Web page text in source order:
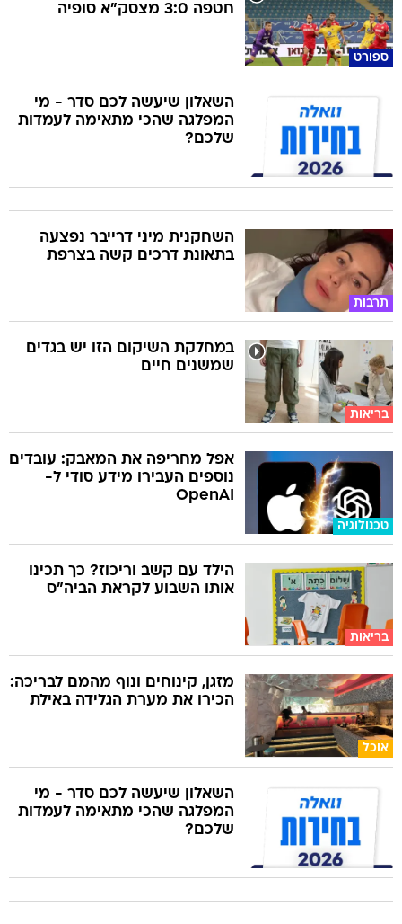
ספורט
חטפה 3:0 מצסק"א סופיה
השאלון שיעשה לכם סדר - מי
המפלגה שהכי מתאימה לעמדות
שלכם?
תרבות
השחקנית מיני דרייבר נפצעה
בתאונת דרכים קשה בצרפת
בריאות
במחלקת השיקום הזו יש בגדים
שמשנים חיים
טכנולוגיה
אפל מחריפה את המאבק: עובדים
נוספים העבירו מידע סודי ל-
OpenAI
בריאות
הילד עם קשב וריכוז? כך תכינו
אותו השבוע לקראת הביה"ס
אוכל
מזגן, קינוחים ונוף מהמם לבריכה:
הכירו את מערת הגלידה באילת
השאלון שיעשה לכם סדר - מי
המפלגה שהכי מתאימה לעמדות
שלכם?